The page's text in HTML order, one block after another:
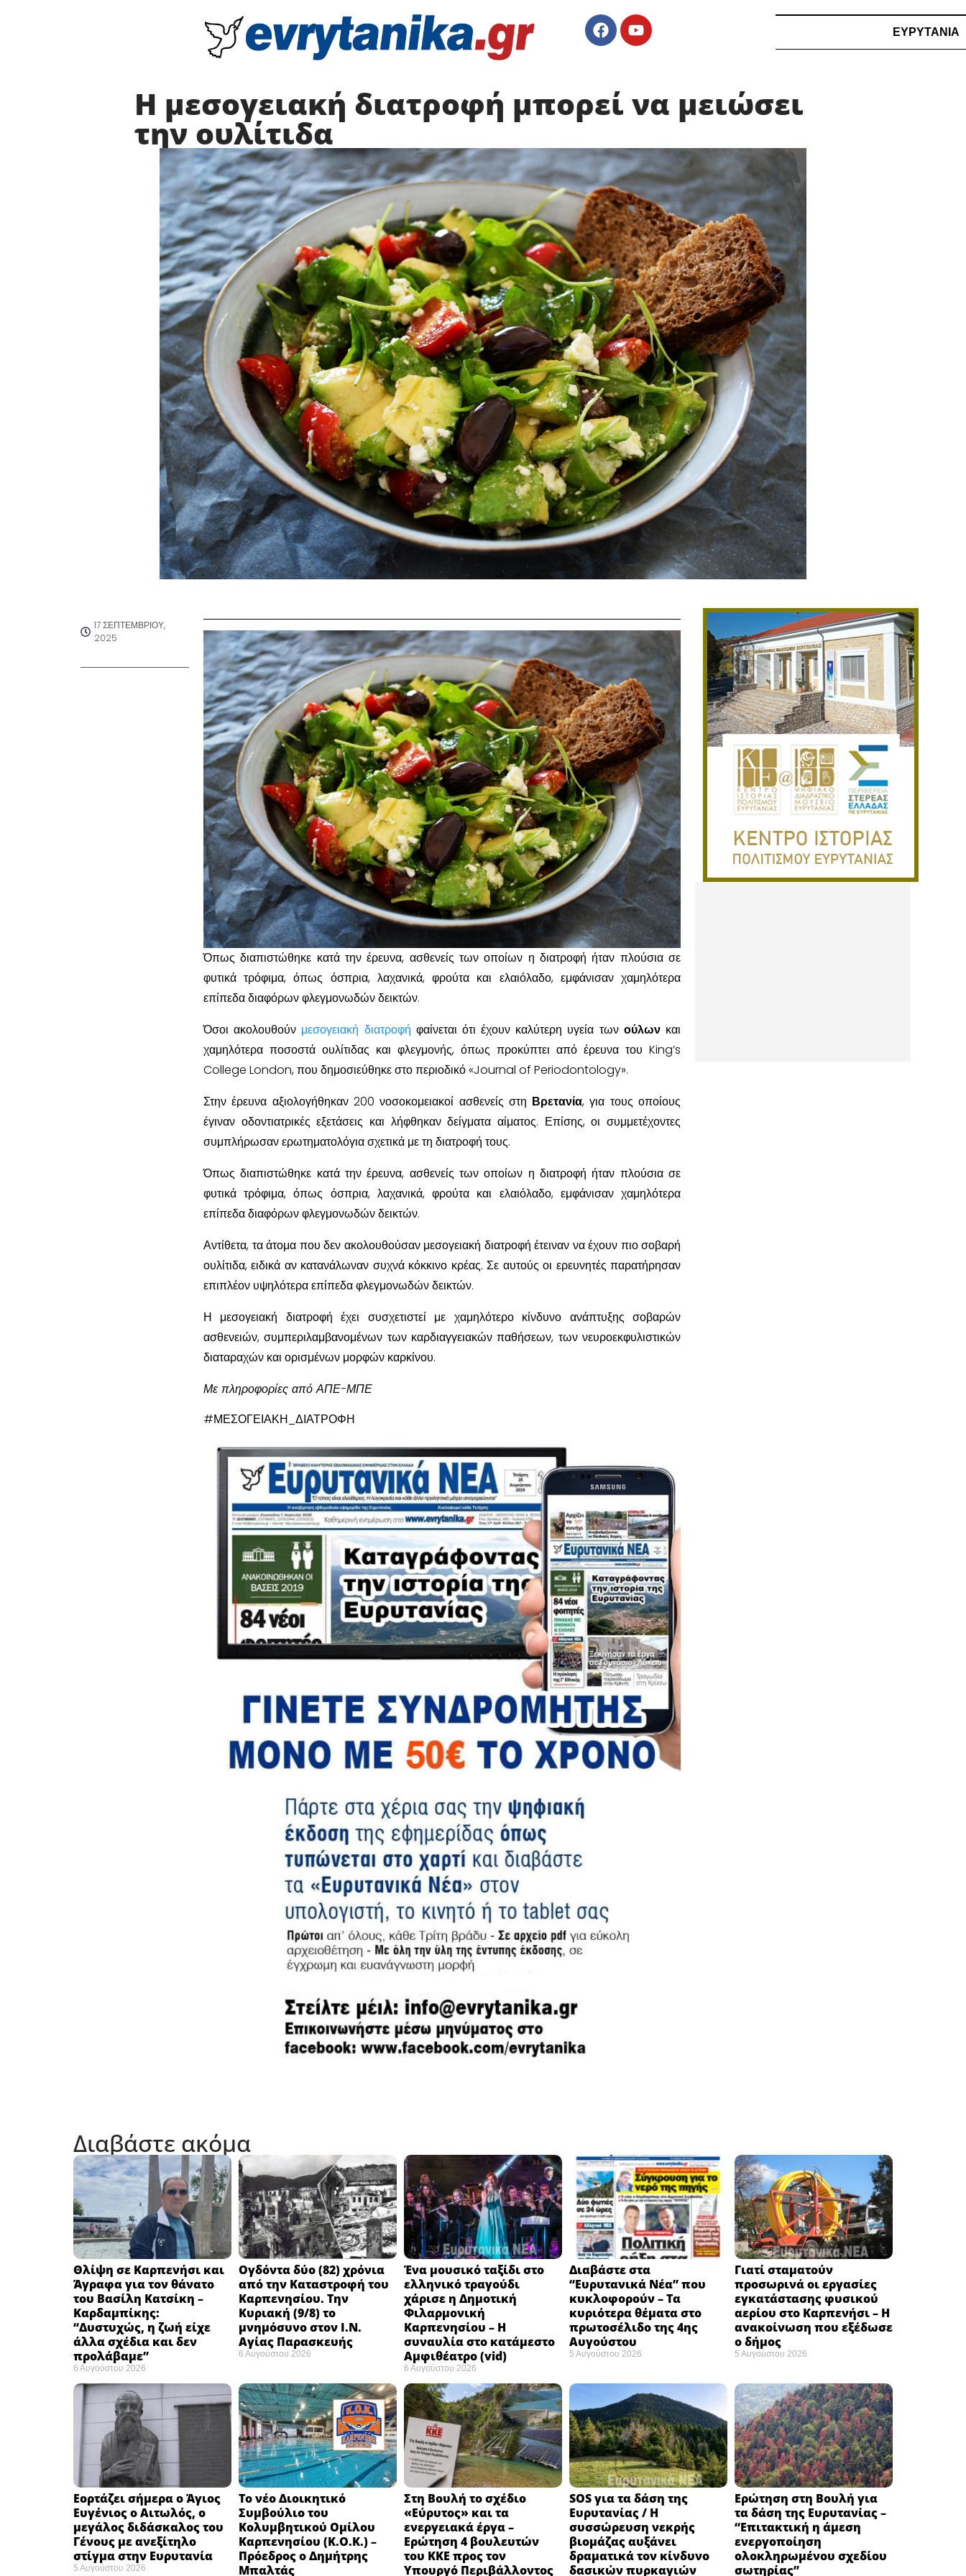
ΕΥΡΥΤΑΝΙΑ
Η μεσογειακή διατροφή μπορεί να μειώσει
την ουλίτιδα
17 ΣΕΠΤΕΜΒΡΊΟΥ,
2025
Όπως διαπιστώθηκε κατά την έρευνα, ασθενείς των οποίων η διατροφή ήταν πλούσια σε
φυτικά τρόφιμα, όπως όσπρια, λαχανικά, φρούτα και ελαιόλαδο, εμφάνισαν χαμηλότερα
επίπεδα διαφόρων φλεγμονωδών δεικτών.
Όσοι ακολουθούν μεσογειακή διατροφή φαίνεται ότι έχουν καλύτερη υγεία των ούλωνκαι
χαμηλότερα ποσοστά ουλίτιδας και φλεγμονής, όπως προκύπτει από έρευνα του King’s
College London, που δημοσιεύθηκε στο περιοδικό «Journal of Periodontology».
Στην έρευνα αξιολογήθηκαν 200 νοσοκομειακοί ασθενείς στη Βρετανία, για τους οποίους
έγιναν οδοντιατρικές εξετάσεις και λήφθηκαν δείγματα αίματος. Επίσης, οι συμμετέχοντες
συμπλήρωσαν ερωτηματολόγια σχετικά με τη διατροφή τους.
Όπως διαπιστώθηκε κατά την έρευνα, ασθενείς των οποίων η διατροφή ήταν πλούσια σε
φυτικά τρόφιμα, όπως όσπρια, λαχανικά, φρούτα και ελαιόλαδο, εμφάνισαν χαμηλότερα
επίπεδα διαφόρων φλεγμονωδών δεικτών.
Αντίθετα, τα άτομα που δεν ακολουθούσαν μεσογειακή διατροφή έτειναν να έχουν πιο σοβαρή
ουλίτιδα, ειδικά αν κατανάλωναν συχνά κόκκινο κρέας. Σε αυτούς οι ερευνητές παρατήρησαν
επιπλέον υψηλότερα επίπεδα φλεγμονωδών δεικτών.
Η μεσογειακή διατροφή έχει συσχετιστεί με χαμηλότερο κίνδυνο ανάπτυξης σοβαρών
ασθενειών, συμπεριλαμβανομένων των καρδιαγγειακών παθήσεων, των νευροεκφυλιστικών
διαταραχών και ορισμένων μορφών καρκίνου.
Με πληροφορίες από ΑΠΕ-ΜΠΕ
#ΜΕΣΟΓΕΙΑΚΗ_ΔΙΑΤΡΟΦΗ
Διαβάστε ακόμα
Θλίψη σε Καρπενήσι και
Άγραφα για τον θάνατο
του Βασίλη Κατσίκη –
Καρδαμπίκης:
“Δυστυχώς, η ζωή είχε
άλλα σχέδια και δεν
προλάβαμε”
6 Αυγούστου 2026
Ογδόντα δύο (82) χρόνια
από την Καταστροφή του
Καρπενησίου. Την
Κυριακή (9/8) το
μνημόσυνο στον Ι.Ν.
Αγίας Παρασκευής
6 Αυγούστου 2026
Ένα μουσικό ταξίδι στο
ελληνικό τραγούδι
χάρισε η Δημοτική
Φιλαρμονική
Καρπενησίου – Η
συναυλία στο κατάμεστο
Αμφιθέατρο (vid)
6 Αυγούστου 2026
Διαβάστε στα
“Ευρυτανικά Νέα” που
κυκλοφορούν – Τα
κυριότερα θέματα στο
πρωτοσέλιδο της 4ης
Αυγούστου
5 Αυγούστου 2026
Γιατί σταματούν
προσωρινά οι εργασίες
εγκατάστασης φυσικού
αερίου στο Καρπενήσι – Η
ανακοίνωση που εξέδωσε
ο δήμος
5 Αυγούστου 2026
Εορτάζει σήμερα ο Άγιος
Ευγένιος ο Αιτωλός, ο
μεγάλος διδάσκαλος του
Γένους με ανεξίτηλο
στίγμα στην Ευρυτανία
5 Αυγούστου 2026
Το νέο Διοικητικό
Συμβούλιο του
Κολυμβητικού Ομίλου
Καρπενησίου (Κ.Ο.Κ.) –
Πρόεδρος ο Δημήτρης
Μπαλτάς
Στη Βουλή το σχέδιο
«Εύρυτος» και τα
ενεργειακά έργα –
Ερώτηση 4 βουλευτών
του ΚΚΕ προς τον
Υπουργό Περιβάλλοντος
SOS για τα δάση της
Ευρυτανίας / Η
συσσώρευση νεκρής
βιομάζας αυξάνει
δραματικά τον κίνδυνο
δασικών πυρκαγιών
Ερώτηση στη Βουλή για
τα δάση της Ευρυτανίας –
“Eπιτακτική η άμεση
ενεργοποίηση
ολοκληρωμένου σχεδίου
σωτηρίας”